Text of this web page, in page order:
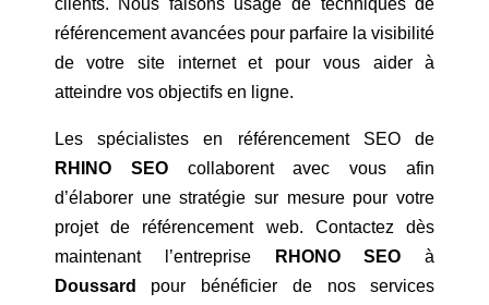
clients. Nous faisons usage de techniques de
référencement avancées pour parfaire la visibilité
de votre site internet et pour vous aider à
atteindre vos objectifs en ligne.
Les spécialistes en référencement SEO de
RHINO SEOcollaborent avec vous afin
d’élaborer une stratégie sur mesure pour votre
projet de référencement web. Contactez dès
maintenant l’entreprise
RHONO SEO à
Doussard
pour bénéficier de nos services